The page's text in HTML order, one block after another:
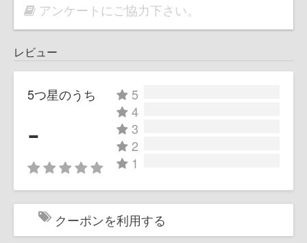
アンケートにご協力下さい。
レビュー
5つ星のうち
-
5
4
3
2
1
クーポンを利用する